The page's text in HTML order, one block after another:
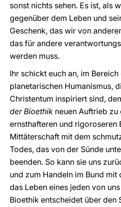
sonst nichts sehen. Es ist, als
gegenüber dem Leben und
Geschenk, das wir von
das für andere
werden muss.
Ihr schickt euch an, im
planetarischen Humanismus,
Christentum inspiriert sind,
der Bioethik neuen Auftrieb
ernsthafteren und rigoroseren
Mittäterschaft mit dem
Todes, das von der Sünde
beenden. So kann sie uns
und zum Handeln im Bund
das Leben eines jeden von
Bioethik entscheidet über den